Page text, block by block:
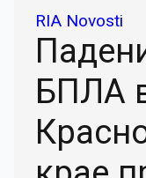
RIA Novosti
БПЛА